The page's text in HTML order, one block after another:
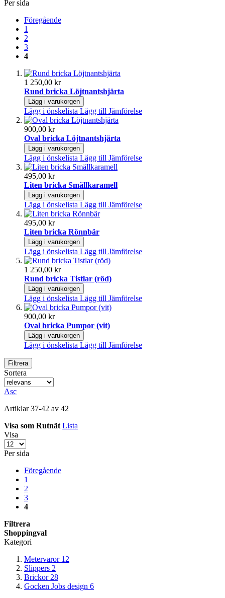
Per sida
Föregående
1
2
3
4
1 250,00 kr
Rund bricka Löjtnantshjärta
Lägg i varukorgen
Lägg i önskelista Lägg till Jämförelse
900,00 kr
Oval bricka Löjtnantshjärta
Lägg i varukorgen
Lägg i önskelista Lägg till Jämförelse
495,00 kr
Liten bricka Smällkaramell
Lägg i varukorgen
Lägg i önskelista Lägg till Jämförelse
495,00 kr
Liten bricka Rönnbär
Lägg i varukorgen
Lägg i önskelista Lägg till Jämförelse
1 250,00 kr
Rund bricka Tistlar (röd)
Lägg i varukorgen
Lägg i önskelista Lägg till Jämförelse
900,00 kr
Oval bricka Pumpor (vit)
Lägg i varukorgen
Lägg i önskelista Lägg till Jämförelse
Filtrera
Sortera
Asc
Artiklar37-42 av 42
Visa som Rutnät Lista
Visa
Per sida
Föregående
1
2
3
4
Filtrera
Shoppingval
Kategori
Metervaror 12
Slippers 2
Brickor 28
Gocken Jobs design 6